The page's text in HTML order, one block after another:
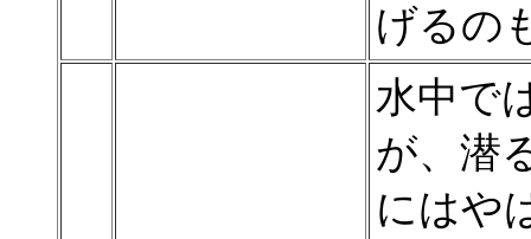
げるの
水中で
が、潜
にはや